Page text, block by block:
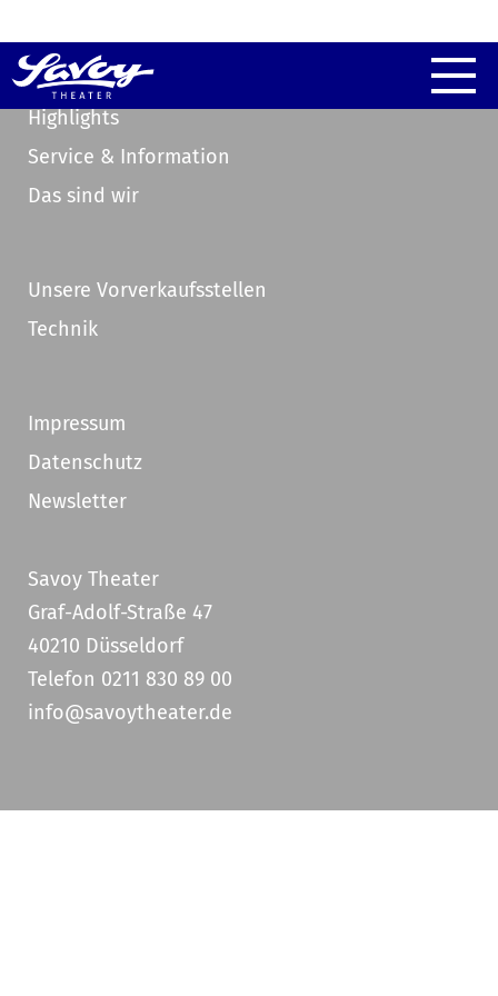
Highlights
Service & Information
Das sind wir
Unsere Vorverkaufsstellen
Technik
Impressum
Datenschutz
Newsletter
Savoy Theater
Graf-Adolf-Straße 47
40210 Düsseldorf
Telefon 0211 830 89 00
info@savoytheater.de